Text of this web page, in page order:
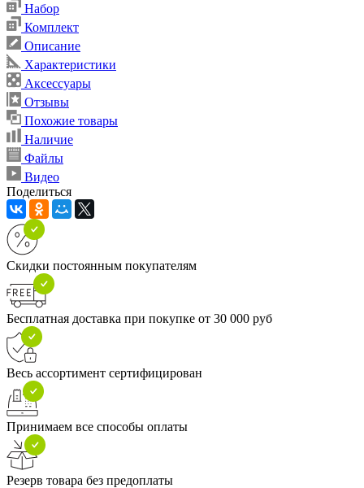
Набор
Комплект
Описание
Характеристики
Аксессуары
Отзывы
Похожие товары
Наличие
Файлы
Видео
Поделиться
Скидки постоянным покупателям
Бесплатная доставка при покупке от 30 000 руб
Весь ассортимент сертифицирован
Принимаем все способы оплаты
Резерв товара без предоплаты